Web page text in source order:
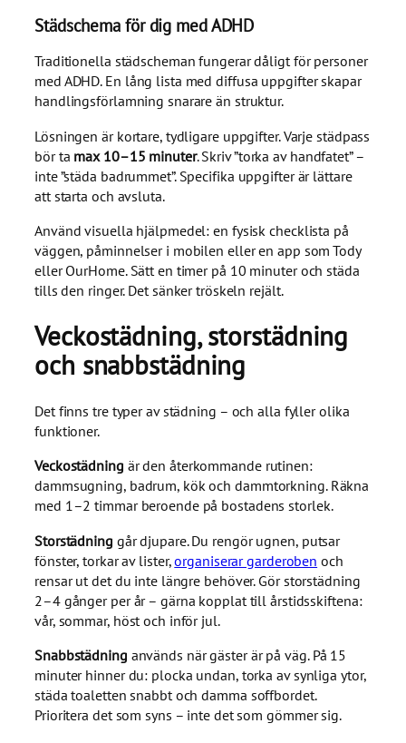
Städschema för dig med ADHD
Traditionella städscheman fungerar dåligt för personer
med ADHD. En lång lista med diffusa uppgifter skapar
handlingsförlamning snarare än struktur.
Lösningen är kortare, tydligare uppgifter. Varje städpass
bör ta max 10–15 minuter. Skriv ”torka av handfatet” –
inte ”städa badrummet”. Specifika uppgifter är lättare
att starta och avsluta.
Använd visuella hjälpmedel: en fysisk checklista på
väggen, påminnelser i mobilen eller en app som Tody
eller OurHome. Sätt en timer på 10 minuter och städa
tills den ringer. Det sänker tröskeln rejält.
Veckostädning, storstädning
och snabbstädning
Det finns tre typer av städning – och alla fyller olika
funktioner.
Veckostädning är den återkommande rutinen:
dammsugning, badrum, kök och dammtorkning. Räkna
med 1–2 timmar beroende på bostadens storlek.
Storstädning går djupare. Du rengör ugnen, putsar
fönster, torkar av lister,organiserar garderoben och
rensar ut det du inte längre behöver. Gör storstädning
2–4 gånger per år – gärna kopplat till årstidsskiftena:
vår, sommar, höst och inför jul.
Snabbstädning används när gäster är på väg. På 15
minuter hinner du: plocka undan, torka av synliga ytor,
städa toaletten snabbt och damma soffbordet.
Prioritera det som syns – inte det som gömmer sig.